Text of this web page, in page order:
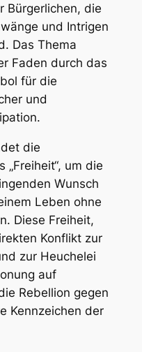
Bürgerlichen, die
und Intrigen
Das Thema
Faden durch das
für die
und
die
„Freiheit“, um die
Wunsch
Leben ohne
Diese Freiheit,
Konflikt zur
zur Heuchelei
auf
Rebellion gegen
Kennzeichen der